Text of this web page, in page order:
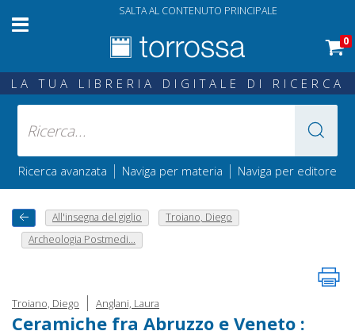
SALTA AL CONTENUTO PRINCIPALE
0
LA TUA LIBRERIA DIGITALE DI RICERCA
Ricerca avanzata | Naviga per materia | Naviga per editore
All'insegna del giglio
Troiano, Diego
Archeologia Postmedi...
Troiano, Diego | Anglani, Laura
Ceramiche fra Abruzzo e Veneto :